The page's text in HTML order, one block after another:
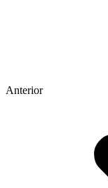
Anterior